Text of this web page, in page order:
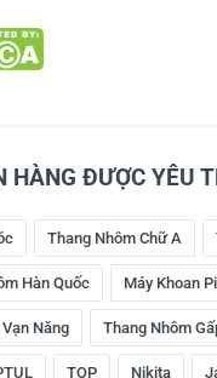
HÀNG ĐƯỢC YÊU
Thang Nhôm Chữ A
Hàn Quốc Máy Khoan
Năng Thang Nhôm
TOP Nikita